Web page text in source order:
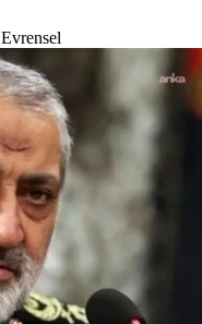
Evrensel